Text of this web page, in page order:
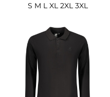
S M L XL 2XL 3XL